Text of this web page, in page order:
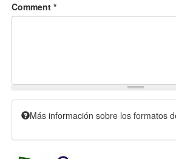
Comment *
Más información sobre los formatos